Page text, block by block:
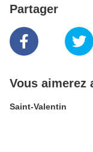
Partager
Vous aimerez
Saint-Valentin